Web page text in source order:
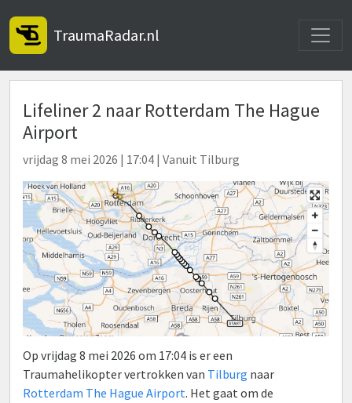
TraumaRadar.nl
Lifeliner 2 naar Rotterdam The Hague
Airport
vrijdag 8 mei 2026 | 17:04 | Vanuit Tilburg
Op vrijdag 8 mei 2026 om 17:04 is er een
Traumahelikopter vertrokken van Tilburg naar
Rotterdam The Hague Airport. Het gaat om de